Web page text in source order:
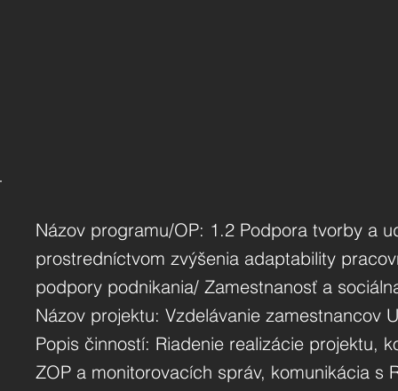
Názov programu/OP: 1.2 Podpora tvorby a
prostredníctvom zvýšenia adaptability
podpory podnikania/ Zamestnanosť a
Názov projektu: Vzdelávanie zamestnancov
Popis činností: Riadenie realizácie projektu,
ZOP a monitorovacích správ, komunikácia s